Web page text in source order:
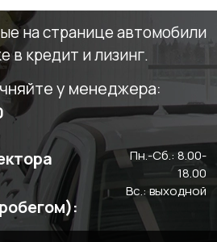
на странице автомобили
в кредит и лизинг.
у менеджера:
Пн.-Сб.: 8.00-
18.00
Вс.: выходной